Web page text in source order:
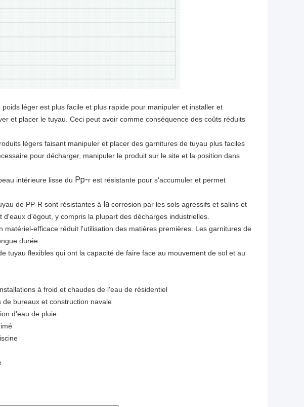
léger est plus facile et plus rapide pour manipuler et installer et
et placer le tuyau. Ceci peut avoir comme conséquence des coûts réduits
légers faisant manipuler et placer des garnitures de tuyau plus faciles
pour décharger, manipuler le produit sur le site et la position dans
intérieure lisse du Pp-r est résistante pour s'accumuler et permet
de PP-R sont résistantes à la corrosion par les sols agressifs et salins et
d'égout, y compris la plupart des décharges industrielles.
matériel-efficace réduit l'utilisation des matières premières. Les garnitures de
durée.
tuyau flexibles qui ont la capacité de faire face au mouvement de sol et au
à froid et chaudes de l'eau de résidentiel
bureaux et construction navale
d'eau de pluie